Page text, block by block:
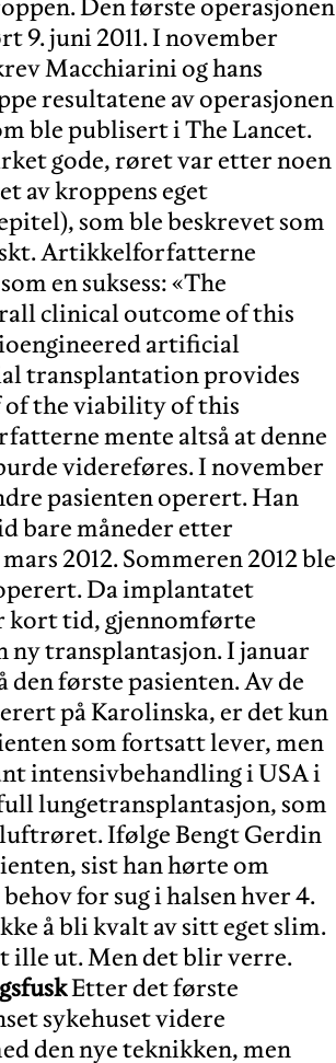
Den første operasjonen
9. juni 2011. I november
Macchiarini og hans
resultatene av operasjonen
ble publisert i The Lancet.
gode, røret var etter noen
av kroppens eget
som ble beskrevet som
Artikkelforfatterne
en suksess: «The
clinical outcome of this
artificial
transplantation provides
the viability of this
mente altså at denne
videreføres. I november
pasienten operert. Han
bare måneder etter
2012. Sommeren 2012 ble
Da implantatet
kort tid, gjennomførte
ny transplantasjon. I januar
den første pasienten. Av de
på Karolinska, er det kun
som fortsatt lever, men
intensivbehandling i USA i
lungetransplantasjon, som
Ifølge Bengt Gerdin
sist han hørte om
for sug i halsen hver 4.
å bli kvalt av sitt eget slim.
ille ut. Men det blir verre.
Etter det første
sykehuset videre
den nye teknikken, men